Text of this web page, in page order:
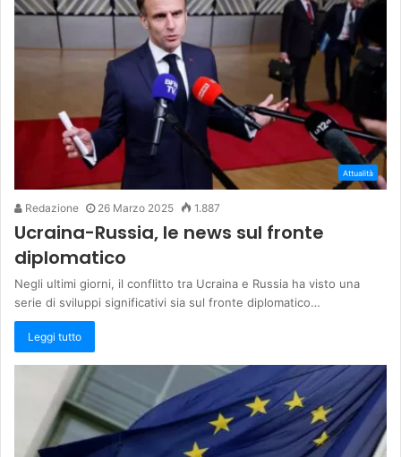
Attualità
Redazione 26 Marzo 2025 1.887
Ucraina-Russia, le news sul fronte
diplomatico
Negli ultimi giorni, il conflitto tra Ucraina e Russia ha visto una
serie di sviluppi significativi sia sul fronte diplomatico…
Leggi tutto